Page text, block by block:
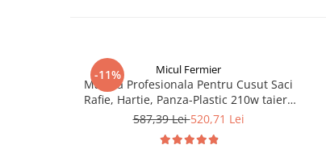
-11% Micul Fermier
Masina Profesionala Pentru Cusut Saci
Rafie, Hartie, Panza-Plastic 210w taiere
automata, Micul Fermier GF-1681
587,39 Lei520,71 Lei